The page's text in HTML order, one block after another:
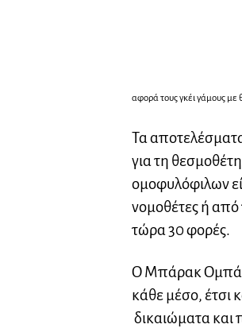
αφορά τους γκέι γάμους
Τα
για τη
ομοφυλόφιλων
νομοθέτες ή από
τώρα 30 φορές.
Ο Μπάρακ
κάθε μέσο, έτσι
δικαιώματα